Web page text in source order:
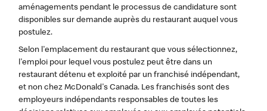
aménagements pendant le processus de candidature sont
disponibles sur demande auprès du restaurant auquel vous
postulez.
Selon l'emplacement du restaurant que vous sélectionnez,
l'emploi pour lequel vous postulez peut être dans un
restaurant détenu et exploité par un franchisé indépendant,
et non chez McDonald's Canada. Les franchisés sont des
employeurs indépendants responsables de toutes les